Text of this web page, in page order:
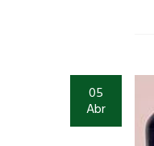
05
Abr